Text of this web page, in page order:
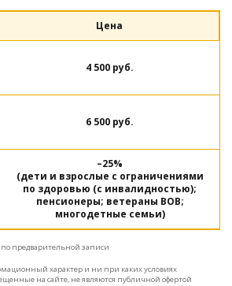
Цена
4 500 руб.
6 500 руб.
–25%
(дети и взрослые с ограничениями
по здоровью (с инвалидностью);
пенсионеры; ветераны ВОВ;
многодетные семьи)
предварительной записи
характер и ни при каких условиях
на сайте, не являются публичной офертой